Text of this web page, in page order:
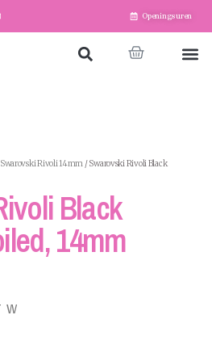
Openingsuren
Swarovski Rivoli 14mm / Swarovski Rivoli Black
Black
14mm